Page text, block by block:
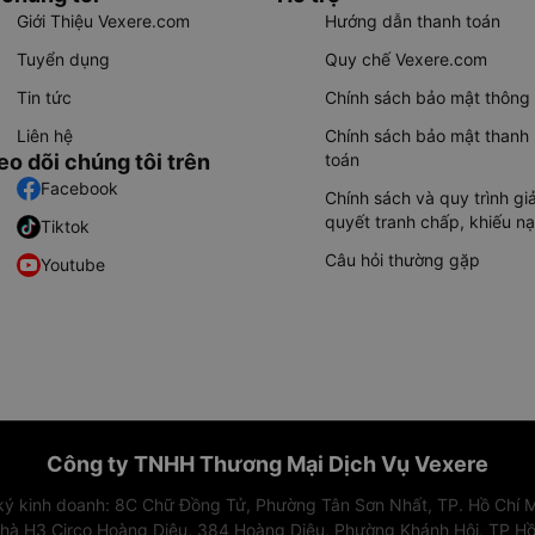
Giới Thiệu Vexere.com
Tuyển dụng
Tin tức
Liên hệ
dõi chúng tôi trên
Facebook
Tiktok
Youtube
Hướng dẫn thanh toán
Quy chế Vexere.com
Chính sách bảo mật thông
Chính sách bảo mật thanh
toán
Chính sách và quy trình
quyết tranh chấp, khiếu
Câu hỏi thường gặp
Công ty TNHH Thương Mại Dịch Vụ Vexere
kinh doanh: 8C Chữ Đồng Tử, Phường Tân Sơn Nhất, TP. Hồ Chí
H3 Circo Hoàng Diệu, 384 Hoàng Diệu, Phường Khánh Hội, TP